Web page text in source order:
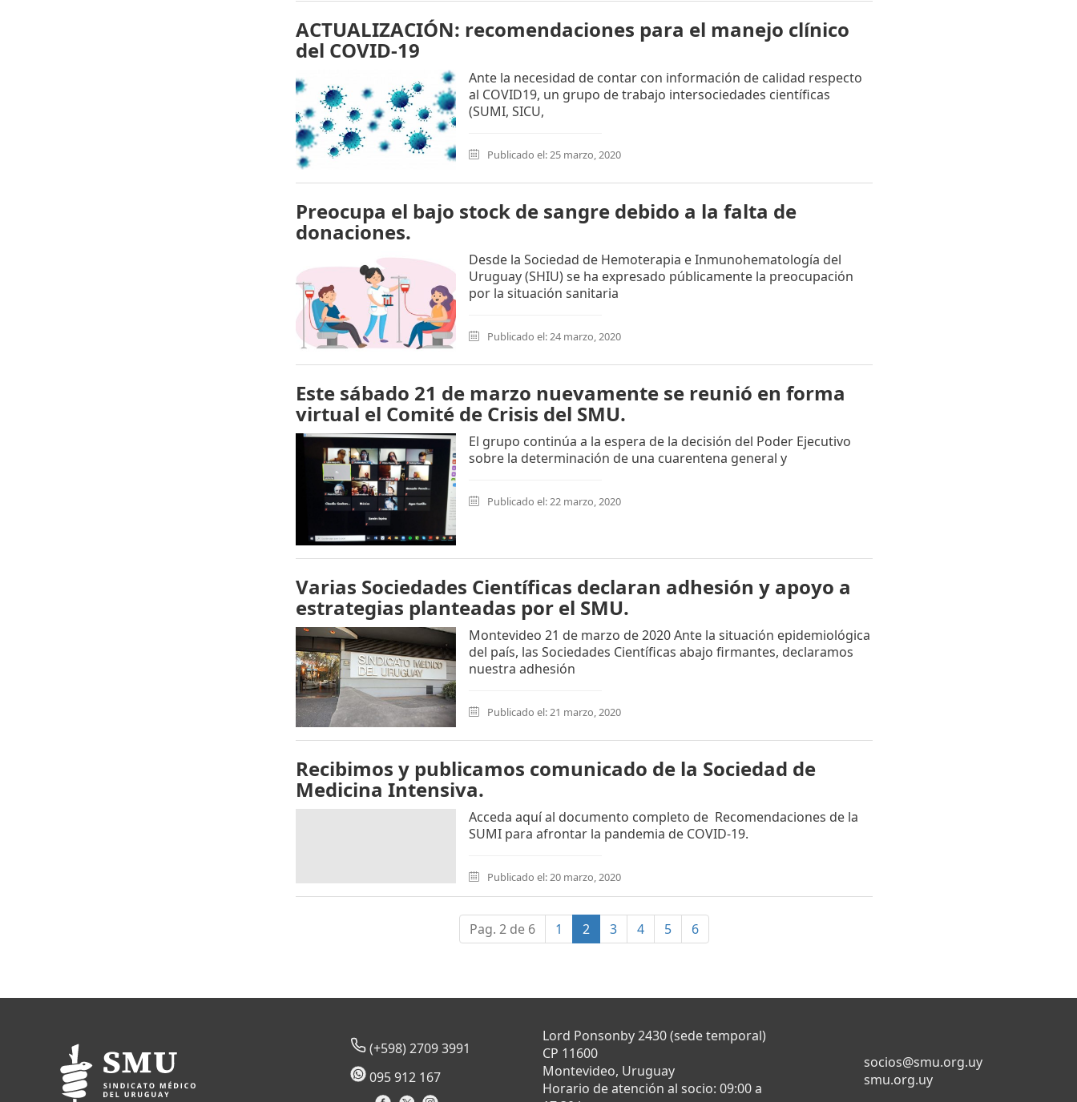
ACTUALIZACIÓN: recomendaciones para el manejo clínico
del COVID-19
Ante la necesidad de contar con información de calidad respecto
al COVID19, un grupo de trabajo intersociedades científicas
(SUMI, SICU,
Publicado el: 25 marzo, 2020
Preocupa el bajo stock de sangre debido a la falta de
donaciones.
Desde la Sociedad de Hemoterapia e Inmunohematología del
Uruguay (SHIU) se ha expresado públicamente la preocupación
por la situación sanitaria
Publicado el: 24 marzo, 2020
Este sábado 21 de marzo nuevamente se reunió en forma
virtual el Comité de Crisis del SMU.
El grupo continúa a la espera de la decisión del Poder Ejecutivo
sobre la determinación de una cuarentena general y
Publicado el: 22 marzo, 2020
Varias Sociedades Científicas declaran adhesión y apoyo a
estrategias planteadas por el SMU.
Montevideo 21 de marzo de 2020 Ante la situación epidemiológica
del país, las Sociedades Científicas abajo firmantes, declaramos
nuestra adhesión
Publicado el: 21 marzo, 2020
Recibimos y publicamos comunicado de la Sociedad de
Medicina Intensiva.
Acceda aquí al documento completo de Recomendaciones de la
SUMI para afrontar la pandemia de COVID-19.
Publicado el: 20 marzo, 2020
Pag. 2 de 6 1 2 (current)
3 4 5 6
(+598) 2709 3991
095 912 167
Lord Ponsonby 2430 (sede temporal)
CP 11600
Montevideo, Uruguay
Horario de atención al socio: 09:00 a
socios@smu.org.uy
smu.org.uy